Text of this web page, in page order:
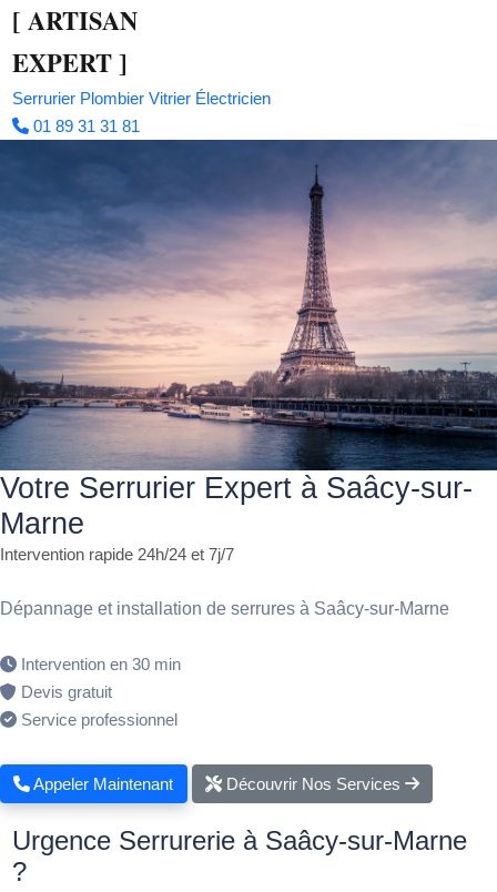
[ ARTISAN
EXPERT]
Serrurier Plombier Vitrier Électricien
01 89 31 31 81
Votre Serrurier Expert à Saâcy-sur-
Marne
Intervention rapide 24h/24 et 7j/7
Dépannage et installation de serrures à Saâcy-sur-Marne
Intervention en 30 min
Devis gratuit
Service professionnel
Appeler Maintenant Découvrir Nos Services
Urgence Serrurerie à Saâcy-sur-Marne
?